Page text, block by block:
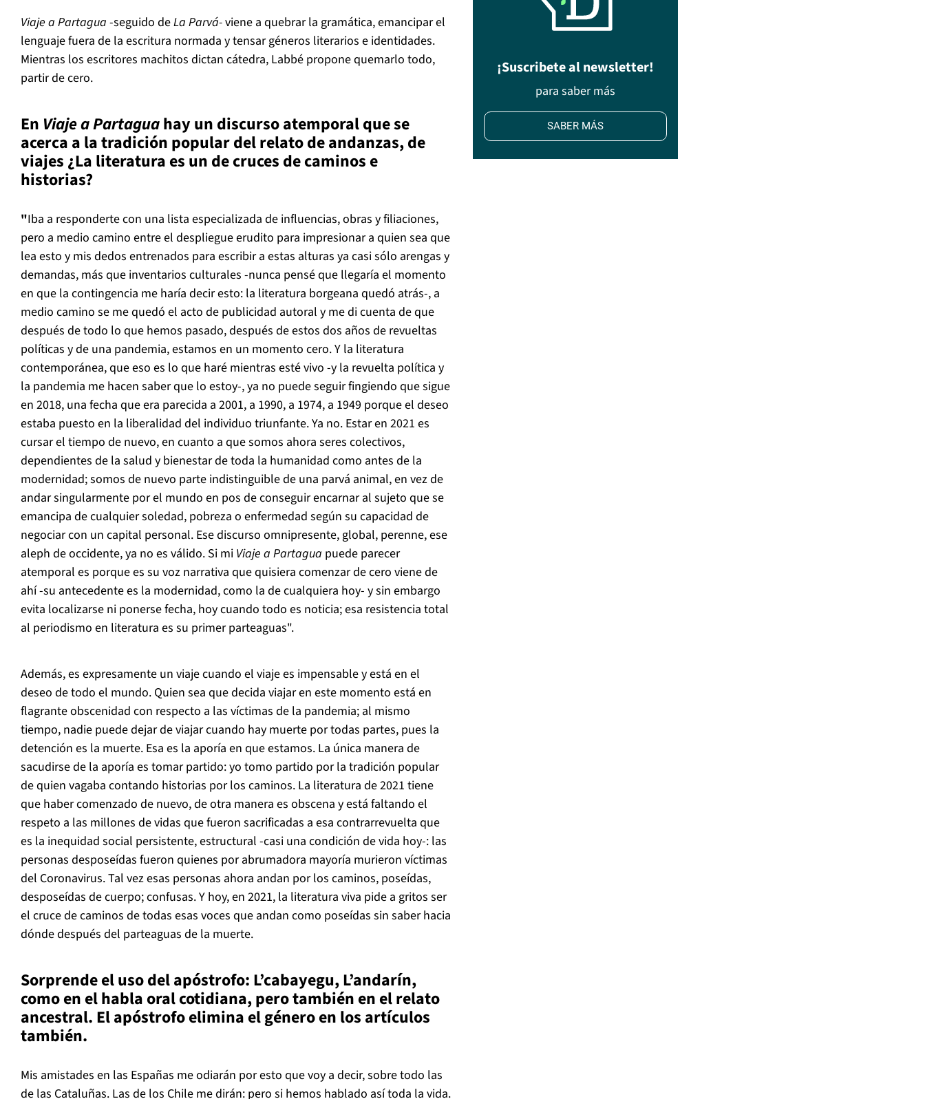
Viaje a Partagua -seguido deLa Parvá-viene a quebrar la gramática, emancipar el
lenguaje fuera de la escritura normada y tensar géneros literarios e identidades.
Mientras los escritores machitos dictan cátedra, Labbé propone quemarlo todo,
partir de cero.
En Viaje a Partaguahay un discurso atemporal que se
acerca a la tradición popular del relato de andanzas, de
viajes ¿La literatura es un de cruces de caminos e
historias?
"Iba a responderte con una lista especializada de influencias, obras y filiaciones,
pero a medio camino entre el despliegue erudito para impresionar a quien sea que
lea esto y mis dedos entrenados para escribir a estas alturas ya casi sólo arengas y
demandas, más que inventarios culturales -nunca pensé que llegaría el momento
en que la contingencia me haría decir esto: la literatura borgeana quedó atrás-, a
medio camino se me quedó el acto de publicidad autoral y me di cuenta de que
después de todo lo que hemos pasado, después de estos dos años de revueltas
políticas y de una pandemia, estamos en un momento cero. Y la literatura
contemporánea, que eso es lo que haré mientras esté vivo -y la revuelta política y
la pandemia me hacen saber que lo estoy-, ya no puede seguir fingiendo que sigue
en 2018, una fecha que era parecida a 2001, a 1990, a 1974, a 1949 porque el deseo
estaba puesto en la liberalidad del individuo triunfante. Ya no. Estar en 2021 es
cursar el tiempo de nuevo, en cuanto a que somos ahora seres colectivos,
dependientes de la salud y bienestar de toda la humanidad como antes de la
modernidad; somos de nuevo parte indistinguible de una parvá animal, en vez de
andar singularmente por el mundo en pos de conseguir encarnar al sujeto que se
emancipa de cualquier soledad, pobreza o enfermedad según su capacidad de
negociar con un capital personal. Ese discurso omnipresente, global, perenne, ese
aleph de occidente, ya no es válido. Si mi Viaje a Partagua puede parecer
atemporal es porque es su voz narrativa que quisiera comenzar de cero viene de
ahí -su antecedente es la modernidad, como la de cualquiera hoy- y sin embargo
evita localizarse ni ponerse fecha, hoy cuando todo es noticia; esa resistencia total
al periodismo en literatura es su primer parteaguas".
Además, es expresamente un viaje cuando el viaje es impensable y está en el
deseo de todo el mundo. Quien sea que decida viajar en este momento está en
flagrante obscenidad con respecto a las víctimas de la pandemia; al mismo
tiempo, nadie puede dejar de viajar cuando hay muerte por todas partes, pues la
detención es la muerte. Esa es la aporía en que estamos. La única manera de
sacudirse de la aporía es tomar partido: yo tomo partido por la tradición popular
de quien vagaba contando historias por los caminos. La literatura de 2021 tiene
que haber comenzado de nuevo, de otra manera es obscena y está faltando el
respeto a las millones de vidas que fueron sacrificadas a esa contrarrevuelta que
es la inequidad social persistente, estructural -casi una condición de vida hoy-: las
personas desposeídas fueron quienes por abrumadora mayoría murieron víctimas
del Coronavirus. Tal vez esas personas ahora andan por los caminos, poseídas,
desposeídas de cuerpo; confusas. Y hoy, en 2021, la literatura viva pide a gritos ser
el cruce de caminos de todas esas voces que andan como poseídas sin saber hacia
dónde después del parteaguas de la muerte.
Sorprende el uso del apóstrofo: L’cabayegu, L’andarín,
como en el habla oral cotidiana, pero también en el relato
ancestral. El apóstrofo elimina el género en los artículos
también.
Mis amistades en las Españas me odiarán por esto que voy a decir, sobre todo las
de las Cataluñas. Las de los Chile me dirán: pero si hemos hablado así toda la vida.
¡Suscribete al newsletter!
para saber más
SABER MÁS